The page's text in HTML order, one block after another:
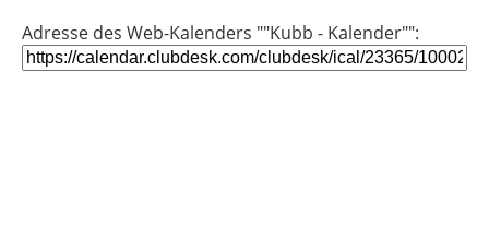
Adresse des Web-Kalenders ""Kubb - Kalender"":